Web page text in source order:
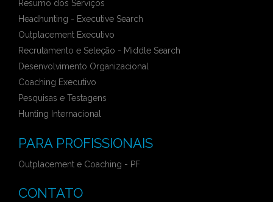
Resumo dos Serviços
Headhunting - Executive Search
Outplacement Executivo
Recrutamento e Seleção - Middle Search
Desenvolvimento Organizacional
Coaching Executivo
Pesquisas e Testagens
Hunting Internacional
PARA PROFISSIONAIS
Outplacement e Coaching - PF
CONTATO